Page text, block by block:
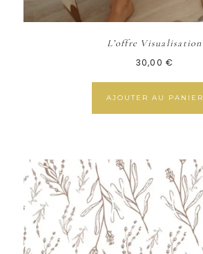
L’offre Visualisation
30,00 €
AJOUTER AU PANIER